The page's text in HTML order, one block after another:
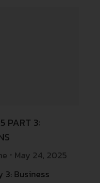
PART 3:
May 24, 2025
3: Business